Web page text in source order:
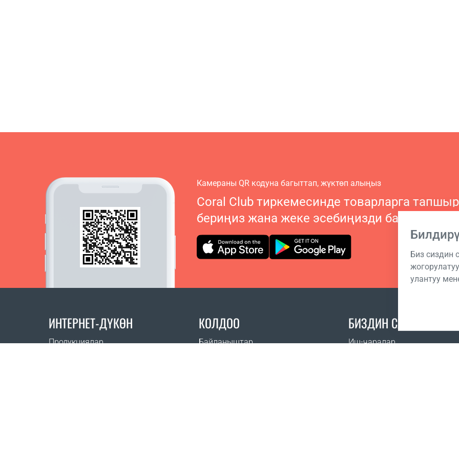
Биз сиздин
улантуу
Камераны QR кодуна багыттап, жүктөп алыңыз
Coral Club тиркемесинде товарларга
бериңиз жана жеке эсебиңизди башкарыңыз
ИНТЕРНЕТ-ДҮКӨН
Продукциялар
КОЛДОО
Байланыштар
БИЗДИН САЙТТАР
Иш-чаралар